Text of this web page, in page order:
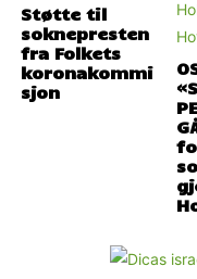
Støtte til
soknepresten
fra Folkets
koronakommi
sjon